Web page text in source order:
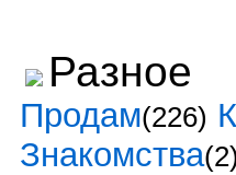
Разное
Продам(226)
Знакомства(2)